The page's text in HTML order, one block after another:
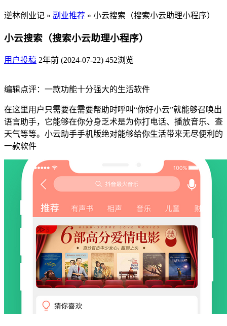
逆林创业记 » 副业推荐 » 小云搜索（搜索小云助理小程序）
小云搜索（搜索小云助理小程序）
用户投稿 2年前 (2024-07-22) 452浏览
编辑点评：一款功能十分强大的生活软件
在这里用户只需要在需要帮助时呼叫“你好小云”就能够召唤出
语言助手，它能够在你分身乏术是为你打电话、播放音乐、查
天气等等。小云助手手机版绝对能够给你生活带来无尽便利的
一款软件